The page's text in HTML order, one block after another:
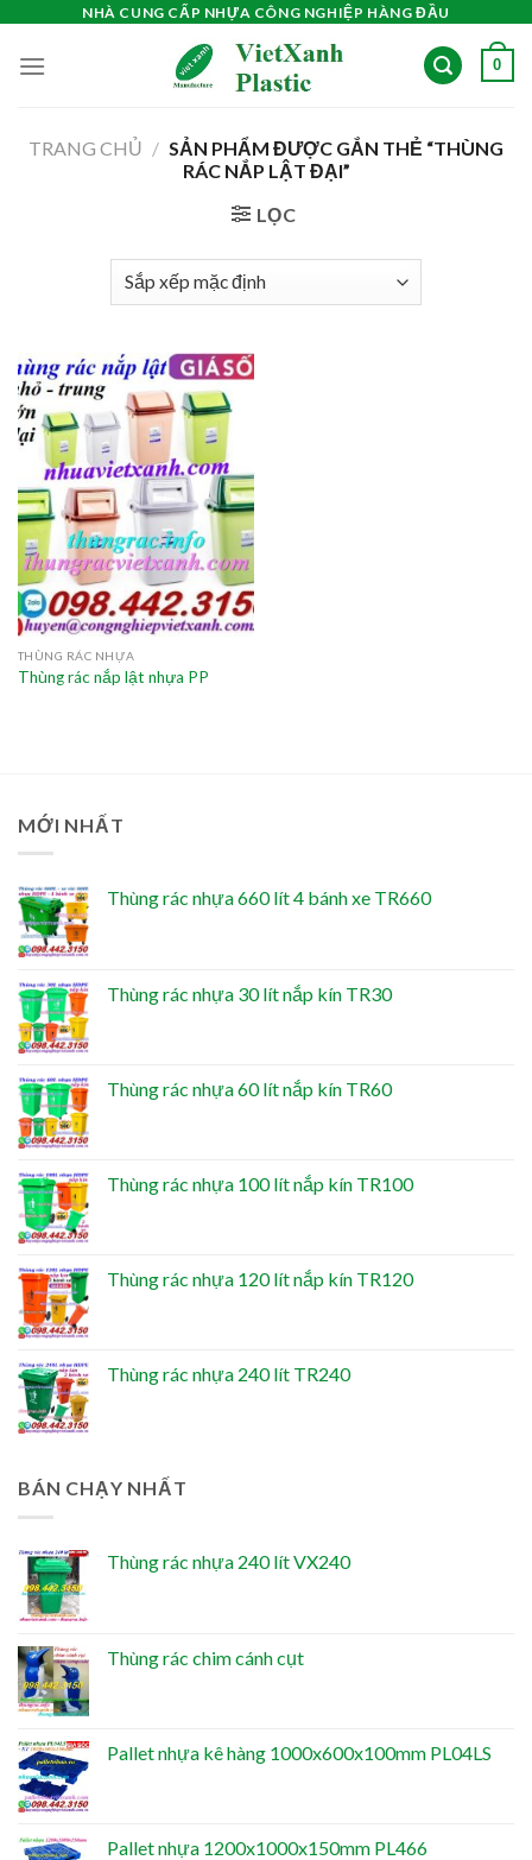
content
NHÀ CUNG CẤP NHỰA CÔNG NGHIỆP HÀNG ĐẦU
0
TRANG CHỦ / SẢN PHẨM ĐƯỢC GẮN THẺ “THÙNG
RÁC NẮP LẬT ĐẠI”
LỌC
THÙNG RÁC NHỰA
Thùng rác nắp lật nhựa PP
MỚI NHẤT
Thùng rác nhựa 660 lít 4 bánh xe TR660
Thùng rác nhựa 30 lít nắp kín TR30
Thùng rác nhựa 60 lít nắp kín TR60
Thùng rác nhựa 100 lít nắp kín TR100
Thùng rác nhựa 120 lít nắp kín TR120
Thùng rác nhựa 240 lít TR240
BÁN CHẠY NHẤT
Thùng rác nhựa 240 lít VX240
Thùng rác chim cánh cụt
Pallet nhựa kê hàng 1000x600x100mm PL04LS
Pallet nhựa 1200x1000x150mm PL466